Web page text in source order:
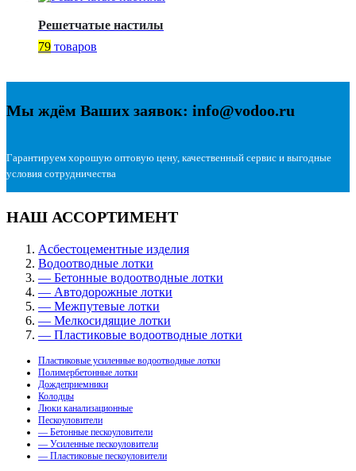
Решетчатые настилы
79 товаров
Мы ждём Ваших заявок: info@vodoo.ru
Гарантируем хорошую оптовую цену, качественный сервис и выгодные
условия сотрудничества
НАШ АССОРТИМЕНТ
Асбестоцементные изделия
Водоотводные лотки
— Бетонные водоотводные лотки
— Автодорожные лотки
— Межпутевые лотки
— Мелкосидящие лотки
— Пластиковые водоотводные лотки
Пластиковые усиленные водоотводные лотки
Полимербетонные лотки
Дождеприемники
Колодцы
Люки канализационные
Пескоуловители
— Бетонные пескоуловители
— Усиленные пескоуловители
— Пластиковые пескоуловители